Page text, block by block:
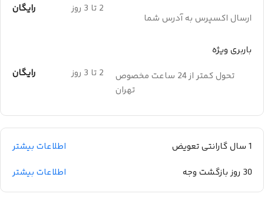
ارسال اکسپرس به آدرس شما
2 تا 3 روز رایگان
باربری ویژه
تحول کمتر از 24 ساعت مخصوص
تهران
2 تا 3 روز رایگان
1 سال گارانتی تعویض
اطلاعات بیشتر
30 روز بازگشت وجه
اطلاعات بیشتر